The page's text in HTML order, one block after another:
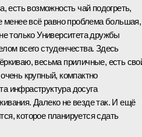
есть возможность чай подогреть,
менее всё равно проблема
только Университета дружбы
всего студенчества. Здесь
весьма приличные, есть
крупный, компактно
инфраструктура досуга
Далеко не везде так. И ещё
которое планируется сдать